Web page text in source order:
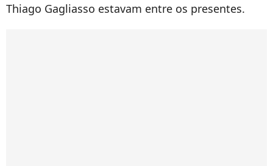
Thiago Gagliasso estavam entre os presentes.